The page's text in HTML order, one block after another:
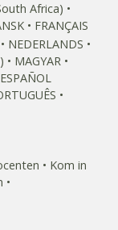
Africa)
FRANÇAIS
NEDERLANDS
MAGYAR
ESPAÑOL
Kom in